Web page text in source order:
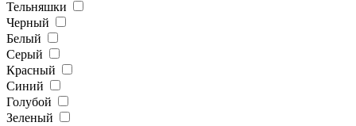
Тельняшки
Черный
Белый
Серый
Красный
Синий
Голубой
Зеленый